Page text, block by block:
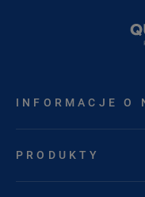
INFORMACJE O
PRODUKTY